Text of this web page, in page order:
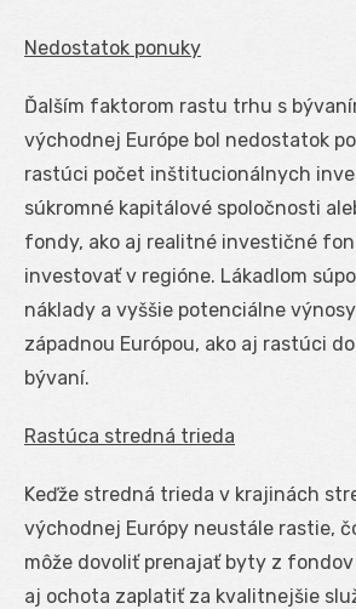
Nedostatok ponuky
Ďalším faktorom rastu trhu s
východnej Európe bol nedostatok
rastúci počet inštitucionálnych
súkromné kapitálové spoločnosti
fondy, ako aj realitné investičné
investovať v regióne. Lákadlom
náklady a vyššie potenciálne
západnou Európou, ako aj rastúci
bývaní.
Rastúca stredná trieda
Keďže stredná trieda v krajinách
východnej Európy neustále rastie,
môže dovoliť prenajať byty z fondov
aj ochota zaplatiť za kvalitnejšie